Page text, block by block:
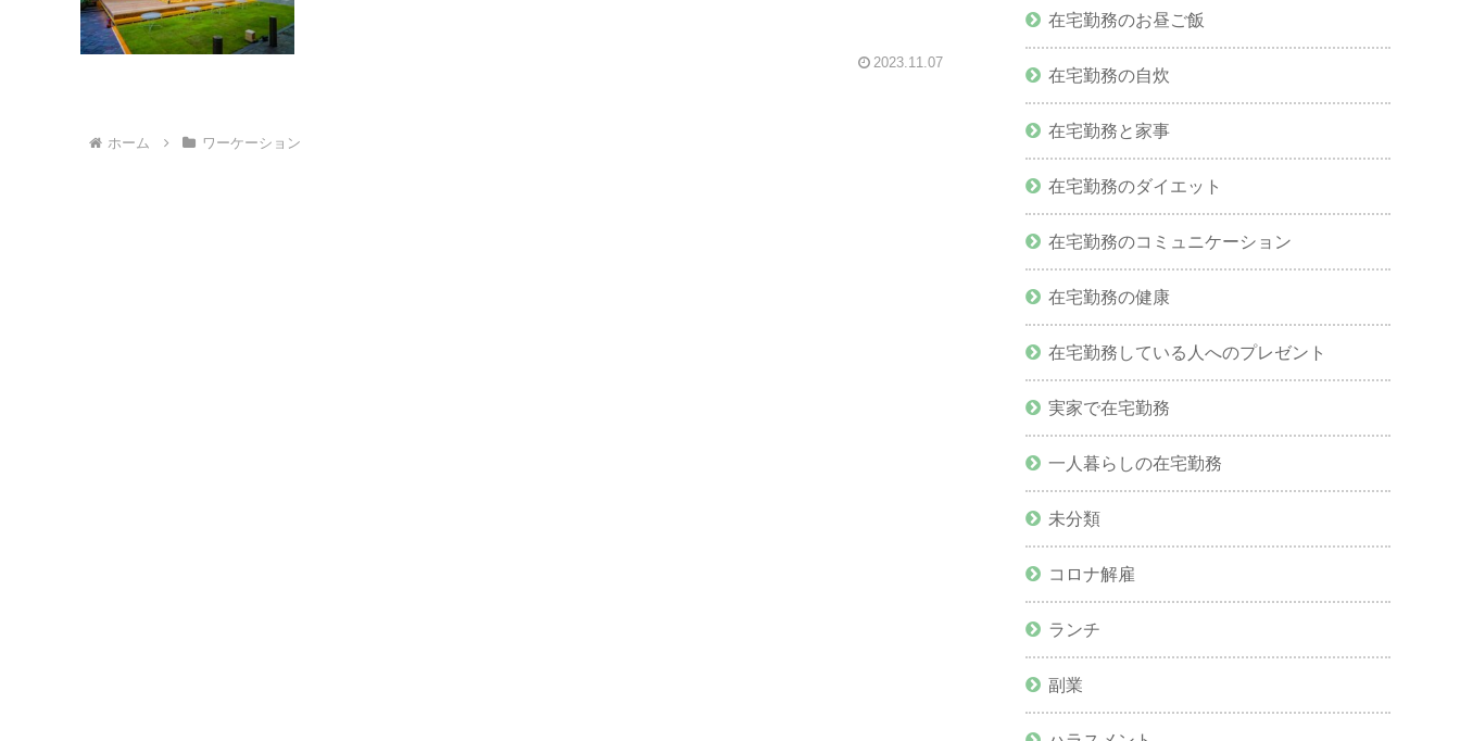
2023.11.07
ホーム ワーケーション
在宅勤務のお昼ご飯
在宅勤務の自炊
在宅勤務と家事
在宅勤務のダイエット
在宅勤務のコミュニケーション
在宅勤務の健康
在宅勤務している人へのプレゼント
実家で在宅勤務
一人暮らしの在宅勤務
未分類
コロナ解雇
ランチ
副業